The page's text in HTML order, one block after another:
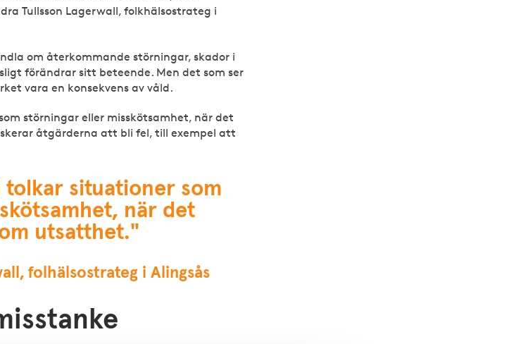
Tullsson Lagerwall, folkhälsostrateg i
om återkommande störningar, skador i
förändrar sitt beteende. Men det som ser
vara en konsekvens av våld.
störningar eller misskötsamhet, när det
åtgärderna att bli fel, till exempel att
situationer som
när det
utsatthet."
folhälsostrateg i Alingsås